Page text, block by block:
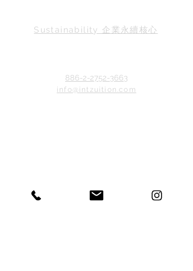
Sustainability 企業永續核心
886-2-2752-3663
info@intzuition.com